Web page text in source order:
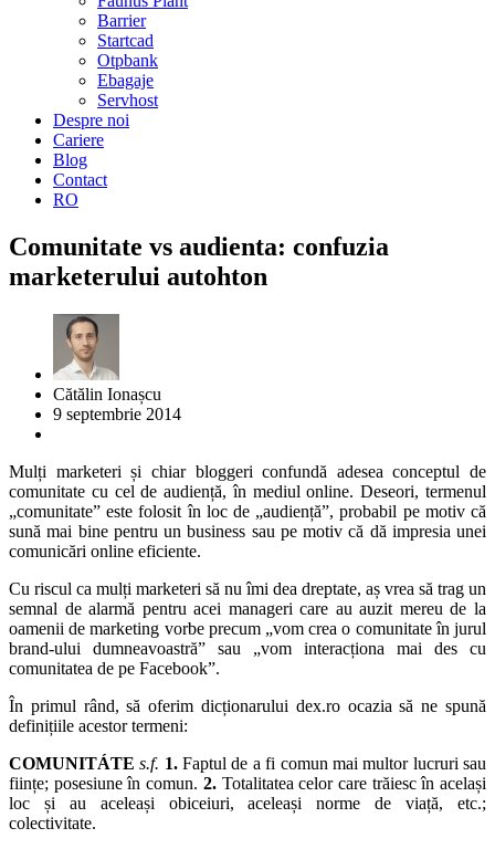
Barrier
Startcad
Otpbank
Ebagaje
Servhost
Despre noi
Cariere
Blog
Contact
RO
Comunitate vs audienta: confuzia
marketerului autohton
Cătălin Ionașcu
9 septembrie 2014
Mulți marketeri și chiar bloggeri confundă adesea conceptul de
comunitate cu cel de audiență, în mediul online. Deseori, termenul
„comunitate” este folosit în loc de „audiență”, probabil pe motiv că
sună mai bine pentru un business sau pe motiv că dă impresia unei
comunicări online eficiente.
Cu riscul ca mulți marketeri să nu îmi dea dreptate, aș vrea să trag un
semnal de alarmă pentru acei manageri care au auzit mereu de la
oamenii de marketing vorbe precum „vom crea o comunitate în jurul
brand-ului dumneavoastră” sau „vom interacționa mai des cu
comunitatea de pe Facebook”.
În primul rând, să oferim dicționarului dex.ro ocazia să ne spună
definițiile acestor termeni:
COMUNITÁTE s.f. 1.Faptul de a fi comun mai multor lucruri sau
ființe; posesiune în comun. 2.Totalitatea celor care trăiesc în același
loc și au aceleași obiceiuri, aceleași norme de viață, etc.;
colectivitate.